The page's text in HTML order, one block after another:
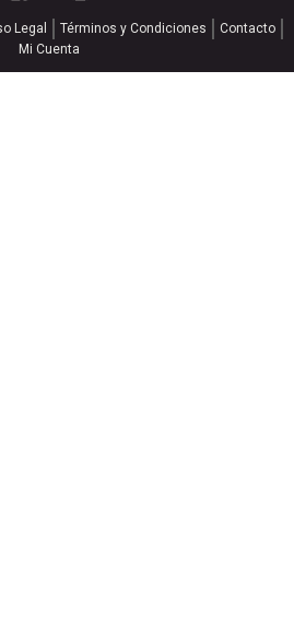
Legal Términos y Condiciones
Contacto
Mi Cuenta